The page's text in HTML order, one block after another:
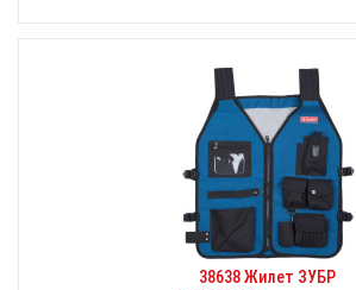
38638 Жилет ЗУБР